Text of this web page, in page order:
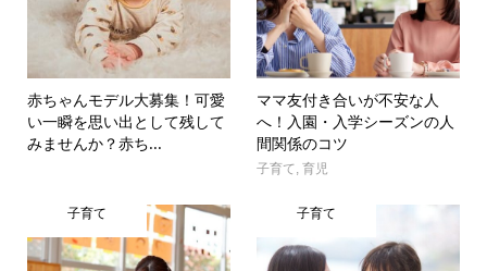
赤ちゃんモデル大募集！可愛
い一瞬を思い出として残して
みませんか？赤ち...
ママ友付き合いが不安な人
へ！入園・入学シーズンの人
間関係のコツ
子育て,育児
子育て 子育て